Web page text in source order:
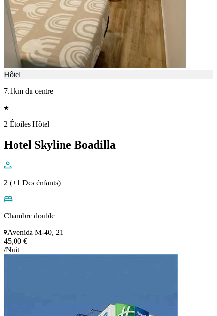
Hôtel
7.1km du centre
2 Étoiles Hôtel
Hotel Skyline Boadilla
2 (+1 Des énfants)
Chambre double
Avenida M-40, 21
45,00 €
/Nuit